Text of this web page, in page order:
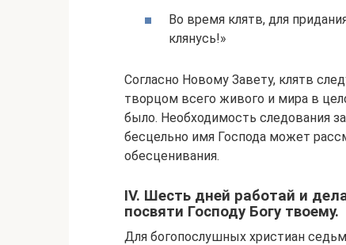
Во время клятв, для
клянусь!»
Согласно Новому Завету, клятв
творцом всего живого и мира в
было. Необходимость следования
бесцельно имя Господа может
обесценивания.
IV. Шесть дней работай и
посвяти Господу Богу твоему.
Для богопослушных христиан